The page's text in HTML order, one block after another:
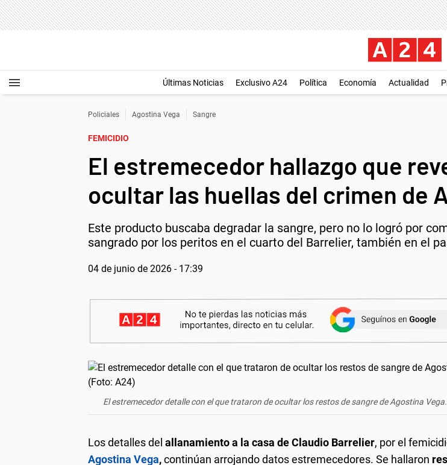
Últimas Noticias Exclusivo A24 Política Economía Actualidad
Policiales Agostina Vega Sangre
FEMICIDIO
El estremecedor hallazgo que
ocultar las huellas del crimen de
Este producto buscaba degradar la sangre, pero no lo logró por
sangrado por los peritos en el cuarto del Barrelier, también en el
04 de junio de 2026 - 17:39
El estremecedor detalle con el que trataron de ocultar los restos de sangre de Agostina
Los detalles del allanamiento a la casa de Claudio Barrelier, por el
Agostina Vega,continúan arrojando datos estremecedores. Se hallaron